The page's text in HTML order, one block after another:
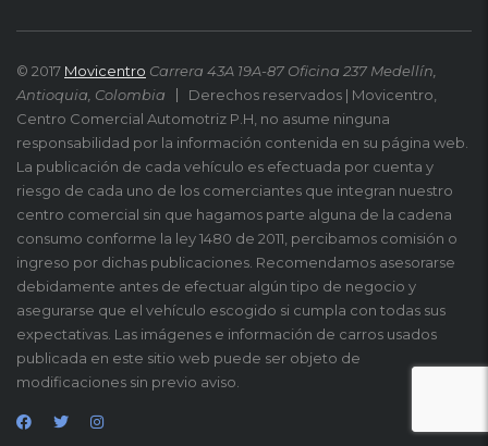
© 2017 Movicentro Carrera 43A 19A-87 Oficina 237 Medellín,
Antioquia, Colombia
Derechos reservados | Movicentro,
Centro Comercial Automotriz P.H, no asume ninguna
responsabilidad por la información contenida en su página web.
La publicación de cada vehículo es efectuada por cuenta y
riesgo de cada uno de los comerciantes que integran nuestro
centro comercial sin que hagamos parte alguna de la cadena
consumo conforme la ley 1480 de 2011, percibamos comisión o
ingreso por dichas publicaciones. Recomendamos asesorarse
debidamente antes de efectuar algún tipo de negocio y
asegurarse que el vehículo escogido si cumpla con todas sus
expectativas. Las imágenes e información de carros usados
publicada en este sitio web puede ser objeto de
modificaciones sin previo aviso.